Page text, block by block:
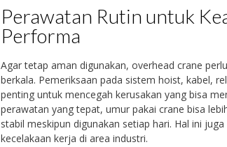
Perawatan Rutin untuk
Performa
Agar tetap aman digunakan, overhead crane
berkala. Pemeriksaan pada sistem hoist, kabel,
penting untuk mencegah kerusakan yang bisa
perawatan yang tepat, umur pakai crane bisa
stabil meskipun digunakan setiap hari. Hal ini
kecelakaan kerja di area industri.